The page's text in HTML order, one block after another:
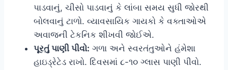
પાડવાનું, ચીસો પાડવાનું કે લાંબા સમય સુધી જોરથી
બોલવાનું ટાળો. વ્યાવસાયિક ગાયકો કે વક્તાઓએ
અવાજની ટેકનિક શીખવી જોઈએ.
પૂરતું પાણી પીવો: ગળા અને સ્વરતંતુઓને હંમેશા
હાઇડ્રેટેડ રાખો. દિવસમાં ૮-૧૦ ગ્લાસ પાણી પીવો.